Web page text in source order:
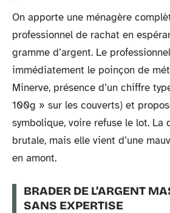
On apporte une ménagère
professionnel de rachat en
gramme d’argent. Le
immédiatement le poinçon de
Minerve, présence d’un chiffre
100g » sur les couverts) et
symbolique, voire refuse le lot. La
brutale, mais elle vient d’une
en amont.
BRADER DE L’ARGENT
SANS EXPERTISE